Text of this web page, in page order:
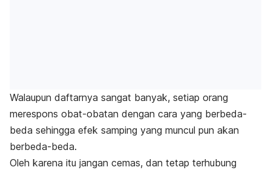
Walaupun daftarnya sangat banyak, setiap orang
merespons obat-obatan dengan cara yang berbeda-
beda sehingga efek samping yang muncul pun akan
berbeda-beda.
Oleh karena itu jangan cemas, dan tetap terhubung